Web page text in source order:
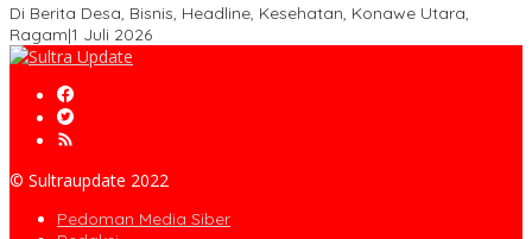
Di Berita Desa, Bisnis, Headline, Kesehatan, Konawe Utara,
Ragam|1 Juli 2026
© Sultraupdate 2022
Pedoman Media Siber